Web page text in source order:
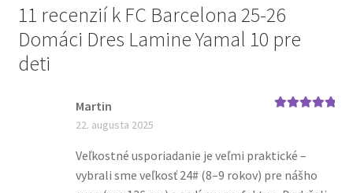
11 recenzií k FC Barcelona 25-26
Domáci Dres Lamine Yamal 10 pre
deti
Martin
22. augusta 2025
Veľkostné usporiadanie je veľmi praktické –
vybrali sme veľkosť 24# (8–9 rokov) pre nášho